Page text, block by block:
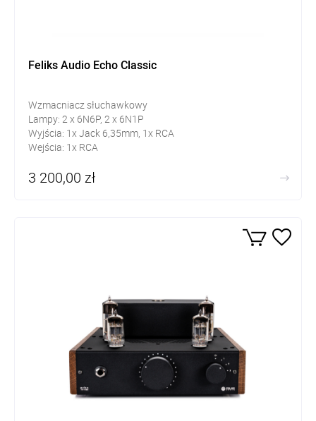
Feliks Audio Echo Classic
Wzmacniacz słuchawkowy
Lampy: 2 x 6N6P, 2 x 6N1P
Wyjścia: 1x Jack 6,35mm, 1x RCA
Wejścia: 1x RCA
3 200,00 zł